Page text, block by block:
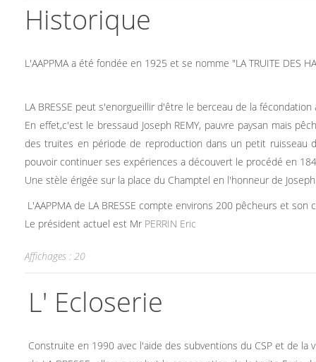
Historique
L'AAPPMA a été fondée en 1925 et se nomme "LA TRUITE DES
LA BRESSE peut s'enorgueillir d'être le berceau de la
En effet,c'est le bressaud Joseph REMY, pauvre paysan mais
des truites en période de reproduction dans un petit ruisseau
pouvoir continuer ses expériences a découvert le procédé en
Une stèle érigée sur la place du Champtel en l'honneur de
L'AAPPMA de LA BRESSE compte environs 200 pêcheurs et
Le président actuel est Mr PERRIN Eric
Affichages : 20
L' Ecloserie
Construite en 1990 avec l'aide des subventions du CSP et de la